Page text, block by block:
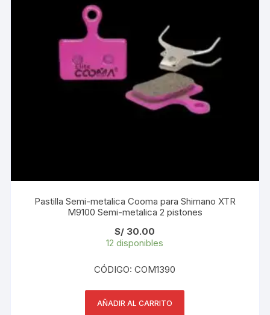
Pastilla Semi-metalica Cooma para Shimano XTR
M9100 Semi-metalica 2 pistones
S/ 30.00
12 disponibles
CÓDIGO: COM1390
AÑADIR AL CARRITO